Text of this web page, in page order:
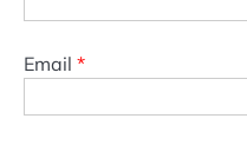
Email *